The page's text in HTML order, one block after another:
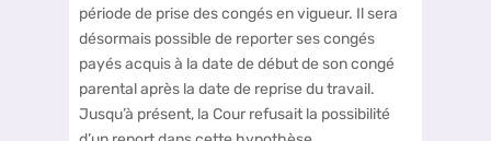
période de prise des congés en vigueur. Il sera
désormais possible de reporter ses congés
payés acquis à la date de début de son congé
parental après la date de reprise du travail.
Jusqu’à présent, la Cour refusait la possibilité